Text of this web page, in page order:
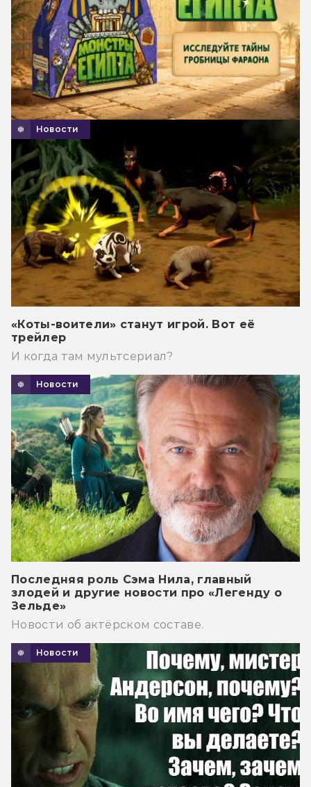
Новости
«Коты-воители» станут игрой. Вот её
трейлер
И когда там мультсериал?
Новости
Последняя роль Сэма Нила, главный
злодей и другие новости про «Легенду о
Зельде»
Новости об актёрском составе.
Новости